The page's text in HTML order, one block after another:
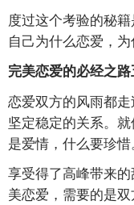
度过这个考验的秘
自己为什么恋爱，为
完美恋爱的必经之
恋爱双方的风雨都
坚定稳定的关系。
是爱情，什么要珍惜。
享受得了高峰带来
美恋爱，需要的是双